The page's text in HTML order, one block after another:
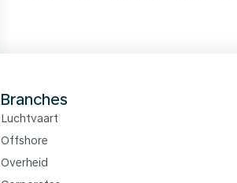
Branches
Luchtvaart
Offshore
Overheid